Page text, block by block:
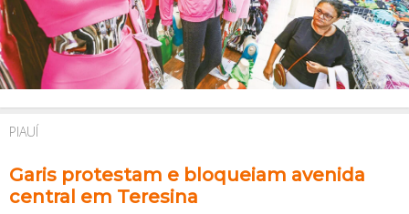
PIAUÍ
Garis protestam e bloqueiam avenida
central em Teresina